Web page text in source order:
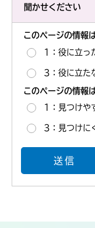
聞かせください
このページの情報
1：役に立っ
3：役に立た
このページの情報
1：見つけや
3：見つけに